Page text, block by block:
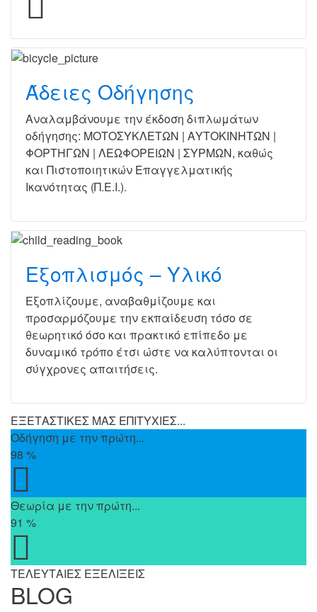
Άδειες Οδήγησης
Αναλαμβάνουμε την έκδοση διπλωμάτων
οδήγησης: ΜΟΤΟΣΥΚΛΕΤΩΝ | ΑΥΤΟΚΙΝΗΤΩΝ |
ΦΟΡΤΗΓΩΝ | ΛΕΩΦΟΡΕΙΩΝ | ΣΥΡΜΩΝ, καθώς
και Πιστοποιητικών Επαγγελματικής
Ικανότητας (Π.Ε.Ι.).
Εξοπλισμός – Υλικό
Εξοπλίζουμε, αναβαθμίζουμε και
προσαρμόζουμε την εκπαίδευση τόσο σε
θεωρητικό όσο και πρακτικό επίπεδο με
δυναμικό τρόπο έτσι ώστε να καλύπτονται οι
σύγχρονες απαιτήσεις.
ΕΞΕΤΑΣΤΙΚΕΣ ΜΑΣ ΕΠΙΤΥΧΙΕΣ...
Οδήγηση με την πρώτη...
98 %
Θεωρία με την πρώτη...
91 %
ΤΕΛΕΥΤΑΙΕΣ ΕΞΕΛΙΞΕΙΣ
BLOG